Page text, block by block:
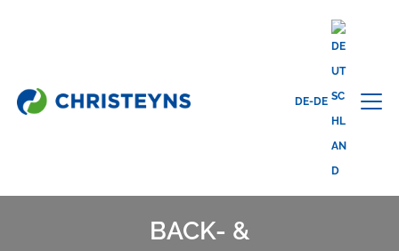
DE-DE
& Süßwarenindustrie
BACK- &